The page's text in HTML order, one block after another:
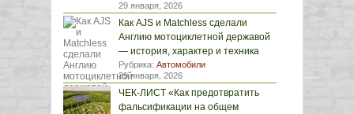
29 января, 2026
Как AJS и Matchless сделали
Англию мотоциклетной державой
— история, характер и техника
Рубрика: Автомобили
29 января, 2026
ЧЕК-ЛИСТ «Как предотвратить
фальсификации на общем